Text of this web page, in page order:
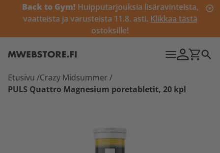
Back to Gym! Huipputarjouksia lisäravinteista,
vaatteista ja varusteista 11.8. asti. Klikkaa tästä
ostoksille!
Etusivu /Crazy Midsummer /
PULS Quattro Magnesium poretabletit, 20 kpl